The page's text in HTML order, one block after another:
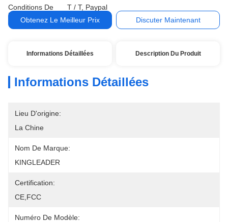
Conditions De
Paiement:
T / T, Paypal
Obtenez Le Meilleur Prix
Discuter Maintenant
Informations Détaillées Description Du Produit
Informations Détaillées
Lieu D'origine:
La Chine
Nom De Marque:
KINGLEADER
Certification:
CE,FCC
Numéro De Modèle: